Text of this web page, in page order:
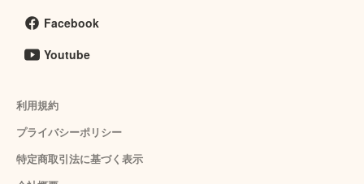
Facebook
Youtube
利用規約
プライバシーポリシー
特定商取引法に基づく表示